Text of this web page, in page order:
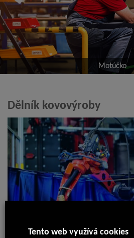
Motúčko
Dělník kovovýroby
Tento web využívá cookies